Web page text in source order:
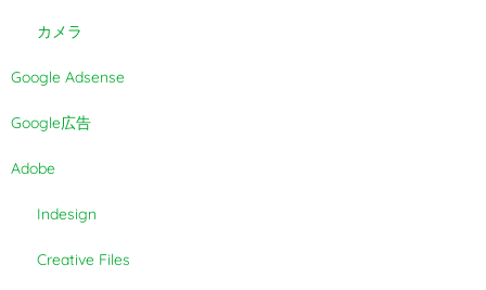
カメラ
Google Adsense
Google広告
Adobe
Indesign
Creative Files